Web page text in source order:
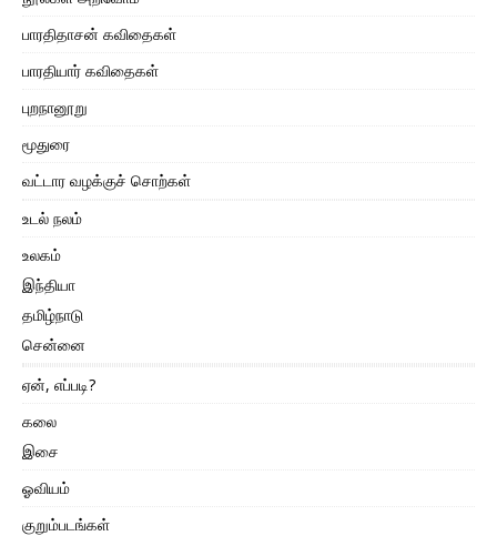
பாரதிதாசன் கவிதைகள்
பாரதியார் கவிதைகள்
புறநானூறு
மூதுரை
வட்டார வழக்குச் சொற்கள்
உடல் நலம்
உலகம்
இந்தியா
தமிழ்நாடு
சென்னை
ஏன், எப்படி?
கலை
இசை
ஓவியம்
குறும்படங்கள்